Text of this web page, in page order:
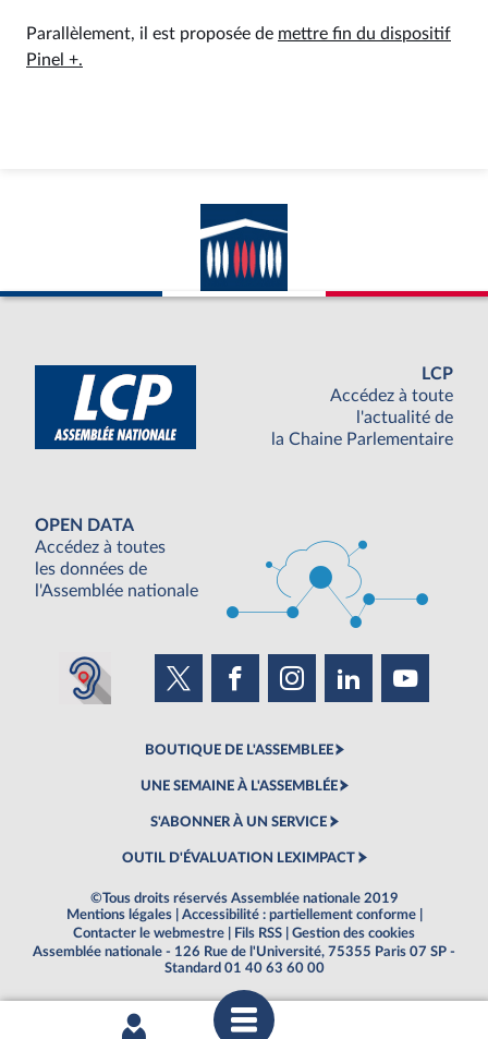
Parallèlement, il est proposée de mettre fin du dispositif
Pinel +.
LCP
Accédez à toute
l'actualité de
la Chaine Parlementaire
OPEN DATA
Accédez à toutes
les données de
l'Assemblée nationale
BOUTIQUE DE L'ASSEMBLEE
UNE SEMAINE À L'ASSEMBLÉE
S'ABONNER À UN SERVICE
OUTIL D'ÉVALUATION LEXIMPACT
©Tous droits réservés Assemblée nationale 2019
Mentions légales
Accessibilité : partiellement conforme
Contacter le webmestre
Fils RSS
Gestion des cookies
Assemblée nationale - 126 Rue de l'Université, 75355 Paris 07 SP -
Standard 01 40 63 60 00